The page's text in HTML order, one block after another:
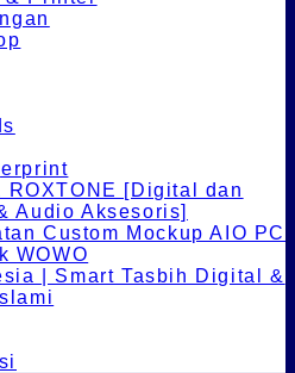
ROXTONE [Digital dan
Audio Aksesoris]
Custom Mockup AIO PC
WOWO
| Smart Tasbih Digital &